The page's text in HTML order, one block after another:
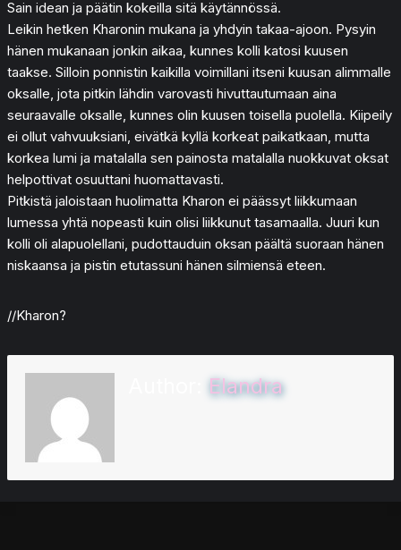
Sain idean ja päätin kokeilla sitä käytännössä.
Leikin hetken Kharonin mukana ja yhdyin takaa-ajoon. Pysyin
hänen mukanaan jonkin aikaa, kunnes kolli katosi kuusen
taakse. Silloin ponnistin kaikilla voimillani itseni kuusan alimmalle
oksalle, jota pitkin lähdin varovasti hivuttautumaan aina
seuraavalle oksalle, kunnes olin kuusen toisella puolella. Kiipeily
ei ollut vahvuuksiani, eivätkä kyllä korkeat paikatkaan, mutta
korkea lumi ja matalalla sen painosta matalalla nuokkuvat oksat
helpottivat osuuttani huomattavasti.
Pitkistä jaloistaan huolimatta Kharon ei päässyt liikkumaan
lumessa yhtä nopeasti kuin olisi liikkunut tasamaalla. Juuri kun
kolli oli alapuolellani, pudottauduin oksan päältä suoraan hänen
niskaansa ja pistin etutassuni hänen silmiensä eteen.
//Kharon?
Elandra